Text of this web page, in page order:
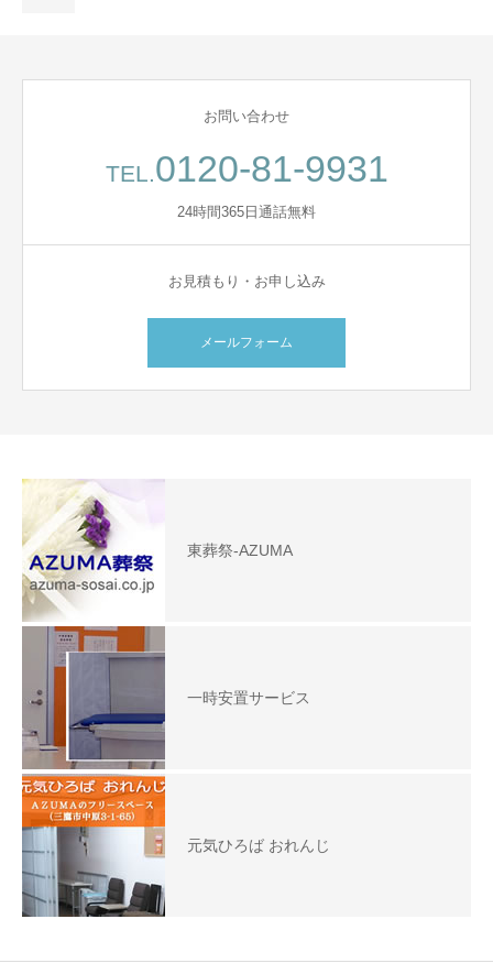
お問い合わせ
TEL.0120-81-9931
24時間365日通話無料
お見積もり・お申し込み
メールフォーム
東葬祭-AZUMA
一時安置サービス
元気ひろば おれんじ